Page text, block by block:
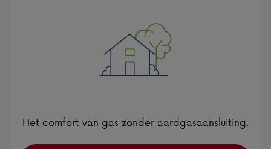
Het comfort van gas zonder aardgasaansluiting.